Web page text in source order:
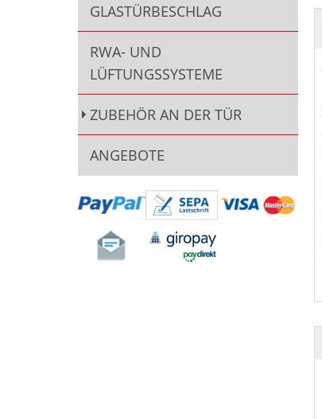
GLASTÜRBESCHLAG
RWA- UND
LÜFTUNGSSYSTEME
ZUBEHÖR AN DER TÜR
ANGEBOTE